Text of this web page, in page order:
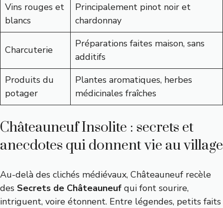
Vins rouges et
blancs
Principalement pinot noir et
chardonnay
Charcuterie
Préparations faites maison, sans
additifs
Produits du
potager
Plantes aromatiques, herbes
médicinales fraîches
Châteauneuf Insolite : secrets et
anecdotes qui donnent vie au village
Au-delà des clichés médiévaux, Châteauneuf recèle
des Secrets de Châteauneuf qui font sourire,
intriguent, voire étonnent. Entre légendes, petits faits